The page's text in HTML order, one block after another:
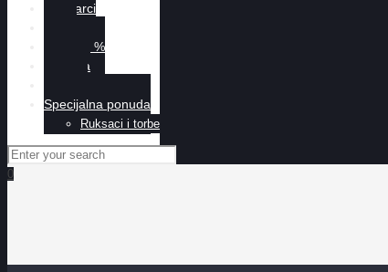
Muškarci
Sniženo %
O nama
Specijalna ponuda
Ruksaci i torbe
0